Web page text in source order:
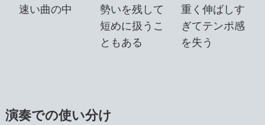
速い曲の中
勢いを残して
短めに扱うこ
ともある
重く伸ばしす
ぎてテンポ感
を失う
演奏での使い分け